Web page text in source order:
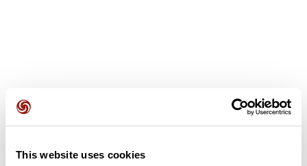
This website uses cookies
Opiniones de los usuarios
Este recorrido aún no contiene opiniones. ¿Ya lo has